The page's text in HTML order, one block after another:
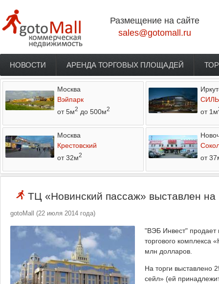
Размещение на сайте
sales@gotomall.ru
Главное меню
НОВОСТИ АРЕНДА ТОРГОВЫХ ПЛОЩАДЕЙ
Москва
Вэйпарк
от 5м2 до 500м2
от 1м
Москва
Крестовский
от 32м2
от
ТЦ «Новинский пассаж» выставлен на
gotoMall (22 июля 2014 года)
"ВЭБ Инвест" продает
торгового комплекса
млн долларов.
На торги выставлено
сейл» (ей